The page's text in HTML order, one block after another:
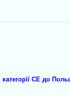
CE до